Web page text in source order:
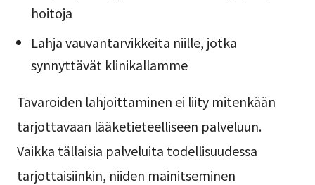
hoitoja
Lahja vauvantarvikkeita niille, jotka
synnyttävät klinikallamme
Tavaroiden lahjoittaminen ei liity mitenkään
tarjottavaan lääketieteelliseen palveluun.
Vaikka tällaisia palveluita todellisuudessa
tarjottaisiinkin, niiden mainitseminen